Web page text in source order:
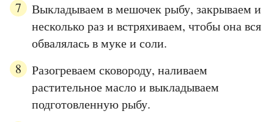
Выкладываем в мешочек рыбу, закрываем и
несколько раз и встряхиваем, чтобы она вся
обвалялась в муке и соли.
Разогреваем сковороду, наливаем
растительное масло и выкладываем
подготовленную рыбу.